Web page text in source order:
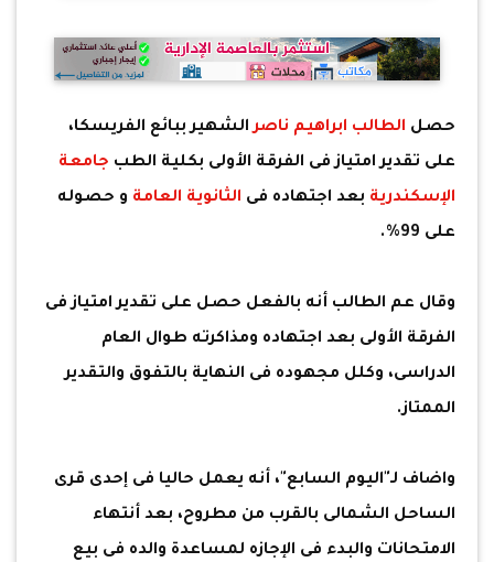
حصل الطالب ابراهيم ناصرالشهير ببائع الفريسكا،
على تقدير امتياز فى الفرقة الأولى بكلية الطب جامعة
الإسكندرية بعد اجتهاده فى الثانوية العامة و حصوله
على 99%.
وقال عم الطالب أنه بالفعل حصل على تقدير امتياز فى
الفرقة الأولى بعد اجتهاده ومذاكرته طوال العام
الدراسى، وكلل مجهوده فى النهاية بالتفوق والتقدير
الممتاز.
واضاف لـ"اليوم السابع"، أنه يعمل حاليا فى إحدى قرى
الساحل الشمالى بالقرب من مطروح، بعد أنتهاء
الامتحانات والبدء فى الإجازه لمساعدة والده فى بيع